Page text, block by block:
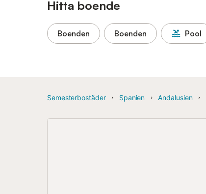
Hitta boende
Boenden Boenden Pool
Semesterbostäder Spanien Andalusien